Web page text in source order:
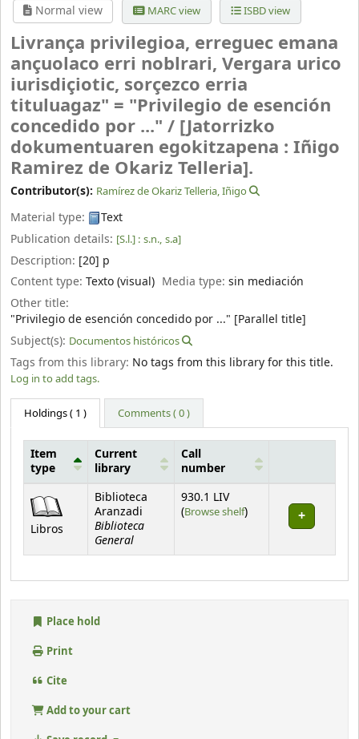
Normal view MARC view ISBD view
Livrança privilegioa, erreguec emana
ançuolaco erri noblrari, Vergara urico
iurisdiçiotic, sorçezco erria
tituluagaz" = "Privilegio de esención
concedido por ..." / [Jatorrizko
dokumentuaren egokitzapena : Iñigo
Ramirez de Okariz Telleria].
Contributor(s): Ramírez de Okariz Telleria, Iñigo
Material type:
Text
Publication details: [S.l.] : s.n., s.a]
Description: [20] p
Content type: Texto (visual) Media type:sin mediación
Other title:
"Privilegio de esención concedido por ..." [Parallel title]
Subject(s): Documentos históricos
Tags from this library: No tags from this library for this title.
Log in to add tags.
Holdings( 1 ) Comments ( 0 )
Item
type
Current
library
Call
number
Libros
Biblioteca
Aranzadi
Biblioteca
General
930.1 LIV
(Browse shelf(Opens below)
)
Place hold
Print
Cite
Add to your cart